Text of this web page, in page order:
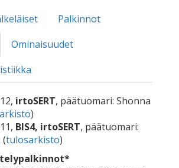
Palkinnot
Ominaisuudet
irtoSERT, päätuomari: Shonna
)
BIS4, irtoSERT, päätuomari:
(tulosarkisto)